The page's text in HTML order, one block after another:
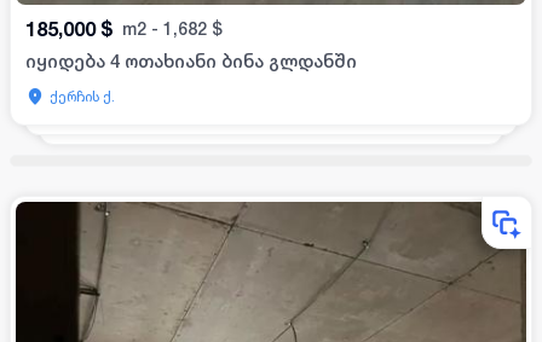
185,000 $ m2 - 1,682 $
იყიდება 4 ოთახიანი ბინა გლდანში
ქერჩის ქ.